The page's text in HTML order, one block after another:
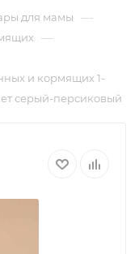
для мамы —
—
и кормящих 1-
серый-персиковый